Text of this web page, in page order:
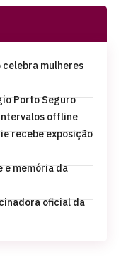
mulheres
Porto Seguro
offline
recebe exposição
e memória da
oficial da